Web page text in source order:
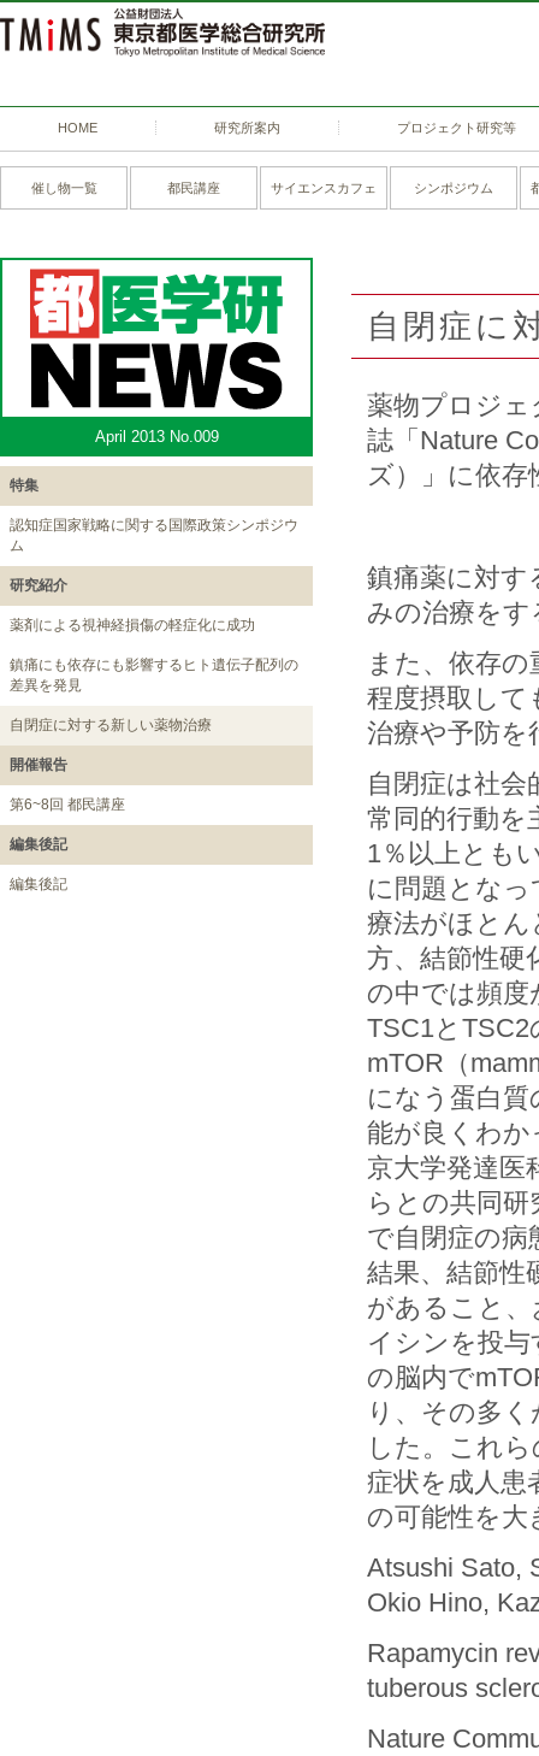
HOME 研究所案内 プロジェクト研究等
催し物一覧 都民講座 サイエンスカフェ シンポジウム
April 2013 No.009
特集
認知症国家戦略に関する国際政策シンポジウ
ム
研究紹介
薬剤による視神経損傷の軽症化に成功
鎮痛にも依存にも影響するヒト遺伝子配列の
差異を発見
自閉症に対する新しい薬物治療
開催報告
第6~8回 都民講座
編集後記
編集後記
自閉症に
薬物プロジェ
誌「Nature
ズ）」に依
鎮痛薬に対す
みの治療を
また、依存
程度摂取して
治療や予防を
自閉症は社
常同的行動を
1％以上とも
に問題とな
療法がほとん
方、結節性硬
の中では頻度
TSC1と
mTOR（
になう蛋白
能が良くわ
京大学発達
らとの共同
で自閉症の病
結果、結節性
があること
イシンを投
の脳内で
り、その多
した。これ
症状を成人患
の可能性を
Atsushi Sato,
Okio Hino,
Rapamycin
tuberous
Nature